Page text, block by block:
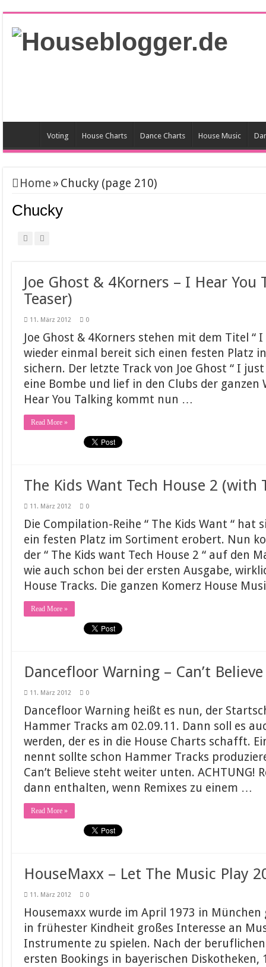
Voting House Charts Dance Charts House Music
Home » Chucky (page 210)
Chucky
Joe Ghost & 4Korners – I Hear You
Teaser)
11. März 2012 0
Joe Ghost & 4Korners stehen mit dem Titel “ I
wieder einmal bereit sich einen festen Platz
sichern. Der letzte Track von Joe Ghost “ I
eine Bombe und lief in den Clubs der
Hear You Talking kommt nun …
Read More »
The Kids Want Tech House 2 (with
11. März 2012 0
Die Compilation-Reihe “ The Kids Want “ hat
ein festen Platz im Sortiment erobert. Nun
der “ The Kids want Tech House 2 “ auf den
wie auch schon bei der ersten Ausgabe,
House Tracks. Die ganzen Komerz House
Read More »
Dancefloor Warning – Can’t
11. März 2012 0
Dancefloor Warning heißt es nun, der
Hammer Tracks am 02.09.11. Dann soll es
werden, der es in die House Charts schafft.
nennt sollte schon Hammer Tracks
Can’t Believe steht weiter unten. ACHTUNG!
dann enthalten, wenn Remixes zu einem …
Read More »
HouseMaxx – Let The Music Play
11. März 2012 0
Housemaxx wurde im April 1973 in München
in frühester Kindheit großes Interesse an
Instrumente zu spielen. Nach der
ersten Bookings in bayerischen Diskotheken,